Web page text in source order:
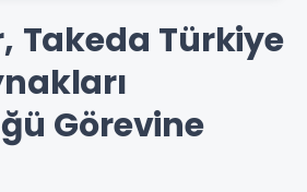
Takeda Türkiye
Görevine